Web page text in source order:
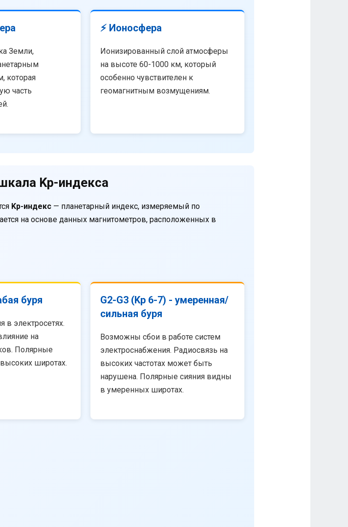
Земли,
которая
часть
⚡ Ионосфера
Ионизированный слой атмосферы
на высоте 60-1000 км, который
особенно чувствителен к
геомагнитным возмущениям.
Kp-индекса
Kp-индекс — планетарный индекс, измеряемый по
на основе данных магнитометров, расположенных в
буря
в электросетях.
на
Полярные
широтах.
G2-G3 (Kp 6-7) - умеренная/
сильная буря
Возможны сбои в работе систем
электроснабжения. Радиосвязь на
высоких частотах может быть
нарушена. Полярные сияния видны
в умеренных широтах.